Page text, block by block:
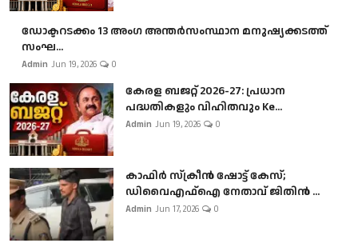
ഡോക്ടറടക്കം 13 അംഗ അന്തർസംസ്ഥാന മനുഷ്യക്കടത്ത്
സംഘ...
Admin Jun 19, 2026 0
കേരള ബജറ്റ് 2026-27: പ്രധാന
പദ്ധതികളും വിഹിതവും Ke...
Admin Jun 19, 2026 0
കാഫിർ സ്‌ക്രീൻ ഷോട്ട് കേസ്;
ഡിവൈഎഫ്ഐ നേതാവ് ജിതിൻ ...
Admin Jun 17, 2026 0